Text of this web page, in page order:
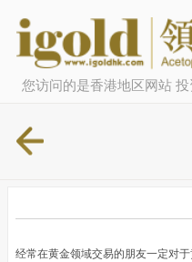
您访问的是香港地区网站
经常在黄金领域交易的朋友一定对